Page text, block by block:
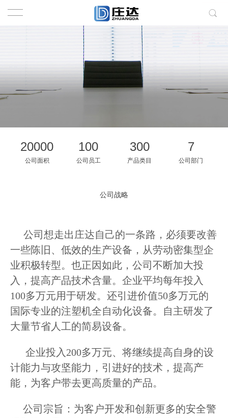
20000
公司面积
100
公司员工
300
产品类目
7
公司部门
公司战略
公司想走出庄达自己的一条路，必须要改善
一些陈旧、低效的生产设备，从劳动密集型企
业积极转型。也正因如此，公司不断加大投
入，提高产品技术含量。企业平均每年投入
100多万元用于研发。还引进价值50多万元的
国际专业的注塑机全自动化设备。自主研发了
大量节省人工的简易设备。
企业投入200多万元、将继续提高自身的设
计能力与攻坚能力，引进好的技术，提高产
能，为客户带去更高质量的产品。
公司宗旨：为客户开发和创新更多的安全警